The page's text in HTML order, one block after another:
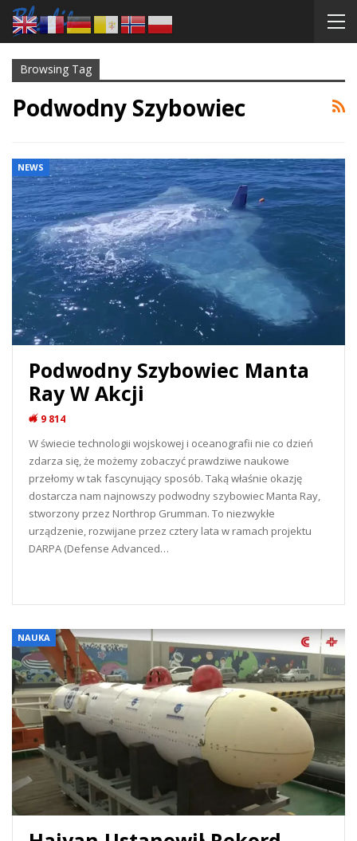
Browsing Tag
Podwodny Szybowiec
NEWS
Podwodny Szybowiec Manta
Ray W Akcji
9 814
W świecie technologii wojskowej i oceanografii nie co dzień
zdarza się, że możemy zobaczyć prawdziwe naukowe
przełomy w tak fascynujący sposób. Taką właśnie okazję
dostarcza nam najnowszy podwodny szybowiec Manta Ray,
stworzony przez Northrop Grumman. To niezwykłe
urządzenie, rozwijane przez cztery lata w ramach projektu
DARPA (Defense Advanced…
NAUKA